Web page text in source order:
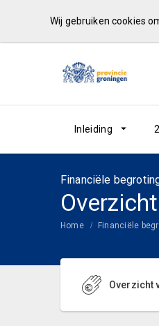
Wij gebruiken cookies
Inleiding
Financiële
Overzicht
Home Financiële
Overzicht